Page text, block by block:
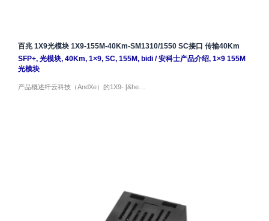
百兆 1X9光模块 1X9-155M-40Km-SM1310/1550 SC接口 传输40Km
SFP+, 光模块, 40Km, 1×9, SC, 155M, bidi/安科士产品介绍, 1×9 155M
光模块
产品概述纤云科技（AndXe）的1X9- [&he…